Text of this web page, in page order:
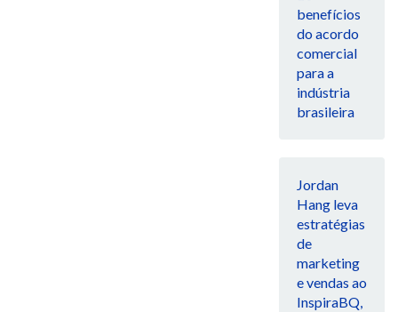
benefícios
do acordo
comercial
para a
indústria
brasileira
Jordan
Hang leva
estratégias
de
marketing
e vendas ao
InspiraBQ,